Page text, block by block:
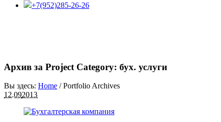
+7(952)285-26-26
Архив за Project Category: бух. услуги
Вы здесь: Home /Portfolio Archives
12.092013